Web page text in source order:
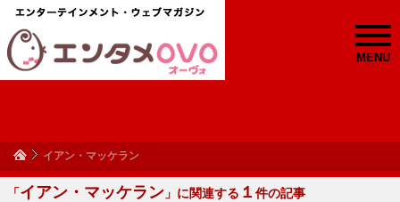
MENU
イアン・マッケラン
「イアン・マッケラン 」に関連する １ 件の記事